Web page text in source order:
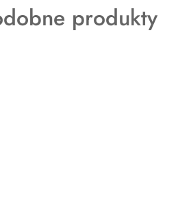
produkty